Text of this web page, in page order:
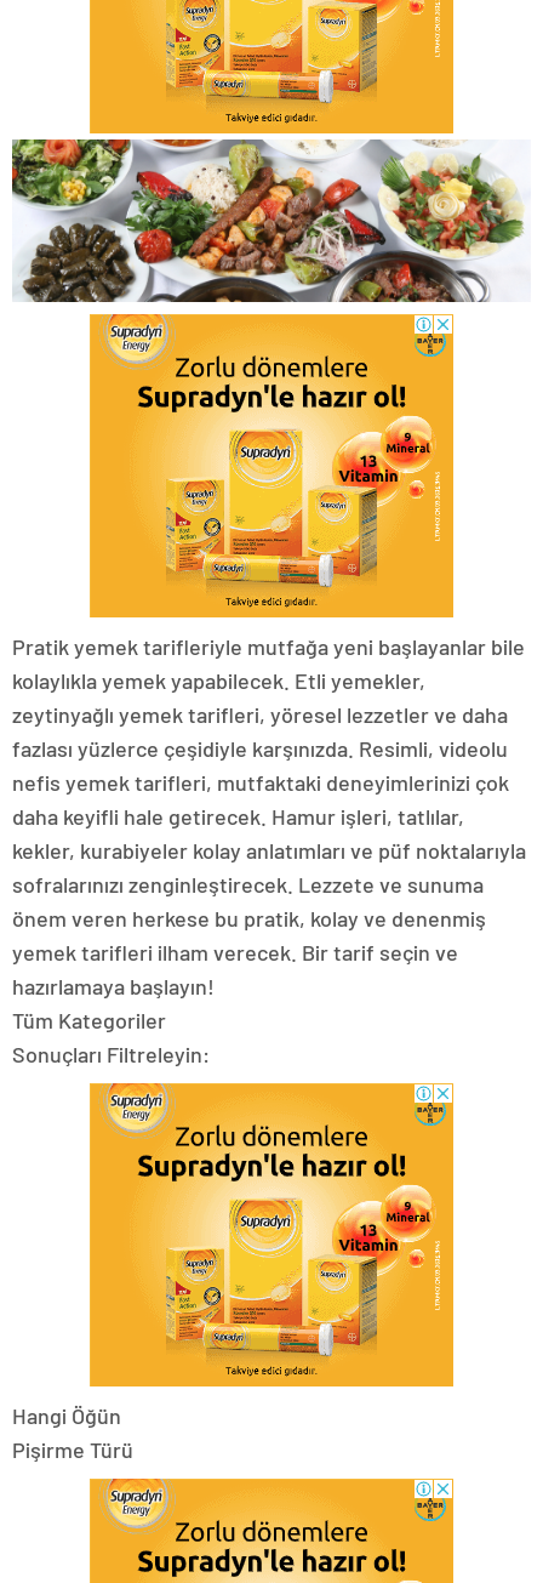
Pratik yemek tarifleriyle mutfağa yeni başlayanlar bile
kolaylıkla yemek yapabilecek. Etli yemekler,
zeytinyağlı yemek tarifleri, yöresel lezzetler ve daha
fazlası yüzlerce çeşidiyle karşınızda. Resimli, videolu
nefis yemek tarifleri, mutfaktaki deneyimlerinizi çok
daha keyifli hale getirecek. Hamur işleri, tatlılar,
kekler, kurabiyeler kolay anlatımları ve püf noktalarıyla
sofralarınızı zenginleştirecek. Lezzete ve sunuma
önem veren herkese bu pratik, kolay ve denenmiş
yemek tarifleri ilham verecek. Bir tarif seçin ve
hazırlamaya başlayın!
Tüm Kategoriler
Sonuçları Filtreleyin:
Hangi Öğün
Pişirme Türü